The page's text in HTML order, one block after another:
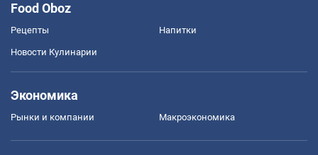
Food Oboz
Рецепты Напитки
Новости Кулинарии
Экономика
Рынки и компании Mакроэкономика